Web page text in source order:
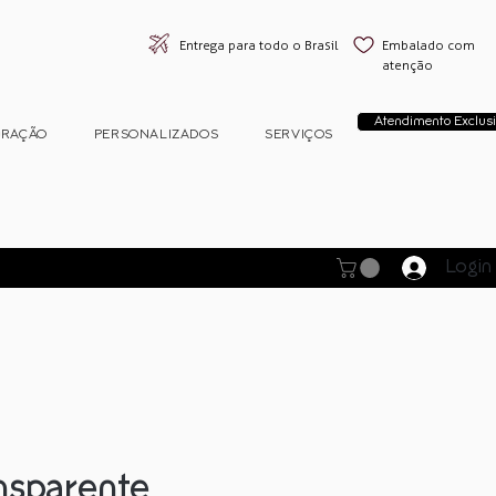
Entrega para todo o Brasil
Embalado com
atenção
PERSONALIZADOS SERVIÇOS
Atendimento
Login